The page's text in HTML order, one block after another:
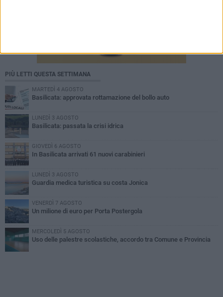
PIÙ LETTI QUESTA SETTIMANA
MARTEDÌ 4 AGOSTO
Basilicata: approvata rottamazione del bollo auto
LUNEDÌ 3 AGOSTO
Basilicata: passata la crisi idrica
GIOVEDÌ 6 AGOSTO
In Basilicata arrivati 61 nuovi carabinieri
LUNEDÌ 3 AGOSTO
Guardia medica turistica su costa Jonica
VENERDÌ 7 AGOSTO
Un milione di euro per Porta Postergola
MERCOLEDÌ 5 AGOSTO
Uso delle palestre scolastiche, accordo tra Comune e Provincia